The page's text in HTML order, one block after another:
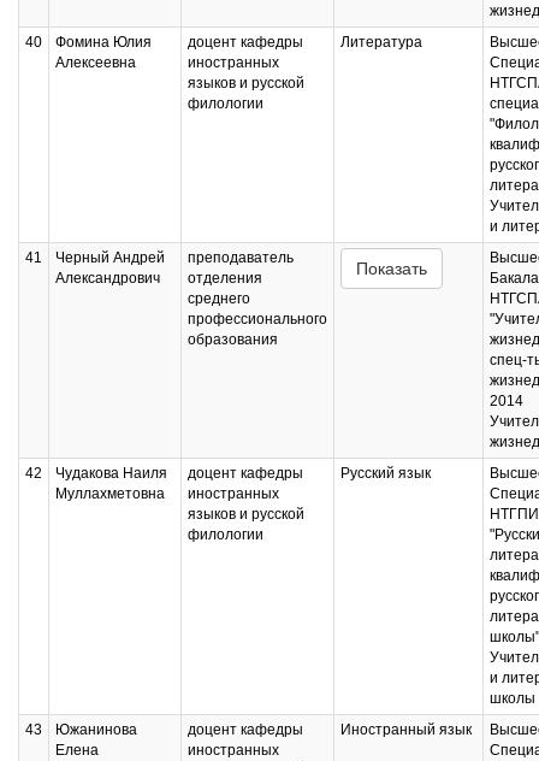
40
Фомина Юлия
Алексеевна
доцент кафедры
иностранных
языков и русской
филологии
Литература
и
41
Черный Андрей
Александрович
преподаватель
отделения
среднего
профессионального
образования
Показать
спец-
2014
42
Чудакова Наиля
Муллахметовна
доцент кафедры
иностранных
языков и русской
филологии
Русский язык
и
школы
43
Южанинова
Елена
доцент кафедры
иностранных
Иностранный язык